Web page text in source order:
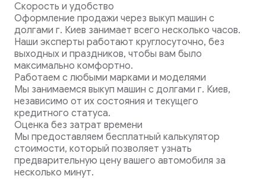
Скорость и удобство
Оформление продажи через выкуп машин с
долгами г. Киев занимает всего несколько часов.
Наши эксперты работают круглосуточно, без
выходных и праздников, чтобы вам было
максимально комфортно.
Работаем с любыми марками и моделями
Мы занимаемся выкуп машин с долгами г. Киев,
независимо от их состояния и текущего
кредитного статуса.
Оценка без затрат времени
Мы предоставляем бесплатный калькулятор
стоимости, который позволяет узнать
предварительную цену вашего автомобиля за
несколько минут.